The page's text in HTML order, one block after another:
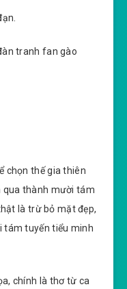
tranh fan gào
chọn thế gia thiên
qua thành mười tám
là trừ bỏ mặt đẹp,
tám tuyến tiểu minh
chính là thơ từ ca